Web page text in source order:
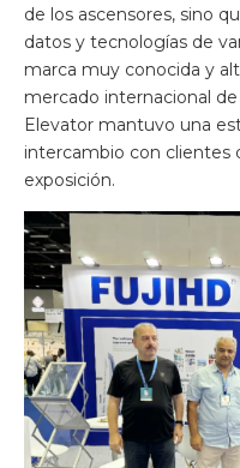
de los ascensores, sino
datos y tecnologías de
marca muy conocida y
mercado internacional
Elevator mantuvo una
intercambio con clientes
exposición.